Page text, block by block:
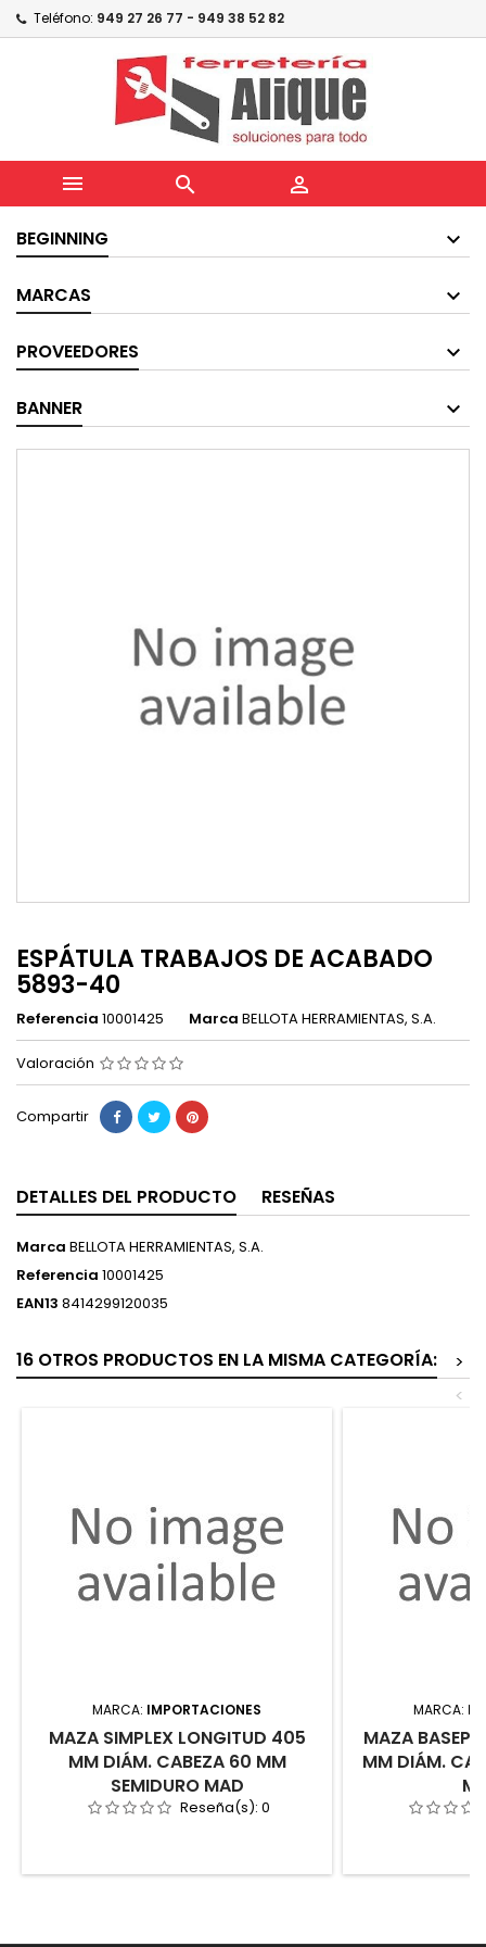
Teléfono: 949 27 26 77 - 949 38 52 82
  
BEGINNING
MARCAS
PROVEEDORES
BANNER
ESPÁTULA TRABAJOS DE ACABADO
5893-40
Referencia 10001425 Marca BELLOTA HERRAMIENTAS, S.A.
Valoración
Compartir
DETALLES DEL PRODUCTO RESEÑAS
Marca BELLOTA HERRAMIENTAS, S.A.
Referencia 10001425
EAN13 8414299120035
16 OTROS PRODUCTOS EN LA MISMA CATEGORÍA:
>
<
MARCA: IMPORTACIONES
MAZA SIMPLEX LONGITUD 405
MM DIÁM. CABEZA 60 MM
SEMIDURO MAD
Reseña(s): 0
MARCA:
MAZA
MM DIÁM.